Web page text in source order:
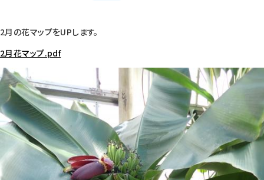
2月の花マップをUPします。
2月花マップ.pdf